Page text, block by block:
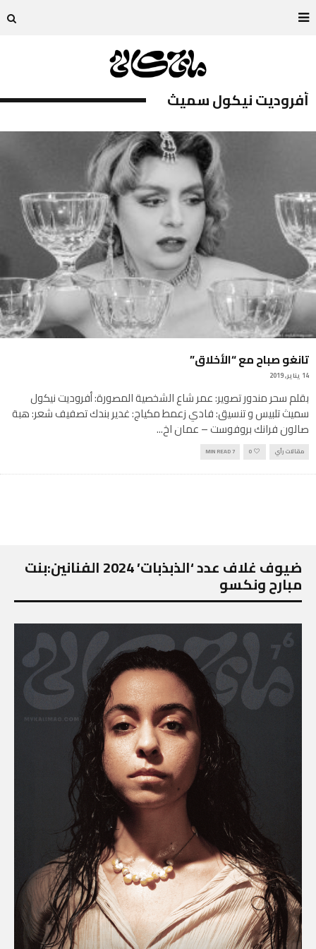
أفروديت نيكول سميث
تانغو صباح مع “الأخلاق”
14 يناير, 2019
بقلم سحر مندور تصوير: عمر شاع الشخصية المصورة: أفروديت نيكول
سميث تلبيس و تنسيق: فادي زعمط مكياج: غدير بندك تصفيف شعر: هبة
صالون فرانك بروفوست – عمان اخ...
مقالات رأي 0
7 MIN READ
ضيوف غلاف عدد ‘الذبذبات’ 2024 الفنانين:بنت
مبارح ونكسو